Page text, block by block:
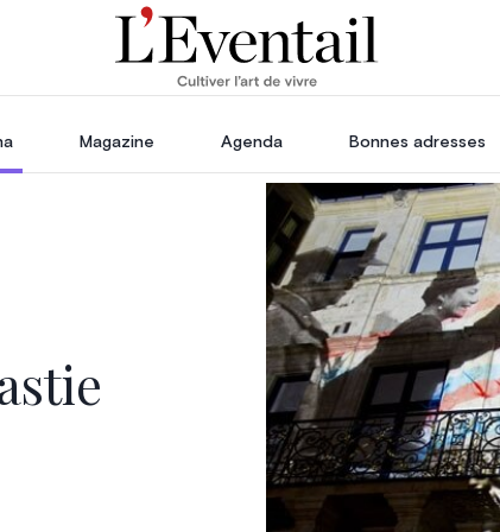
Voyage, Évasion & Escapade
Magazine Agenda Bonnes adresses